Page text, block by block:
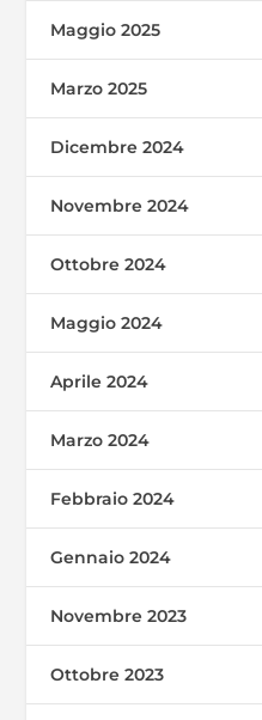
Maggio 2025
Marzo 2025
Dicembre 2024
Novembre 2024
Ottobre 2024
Maggio 2024
Aprile 2024
Marzo 2024
Febbraio 2024
Gennaio 2024
Novembre 2023
Ottobre 2023